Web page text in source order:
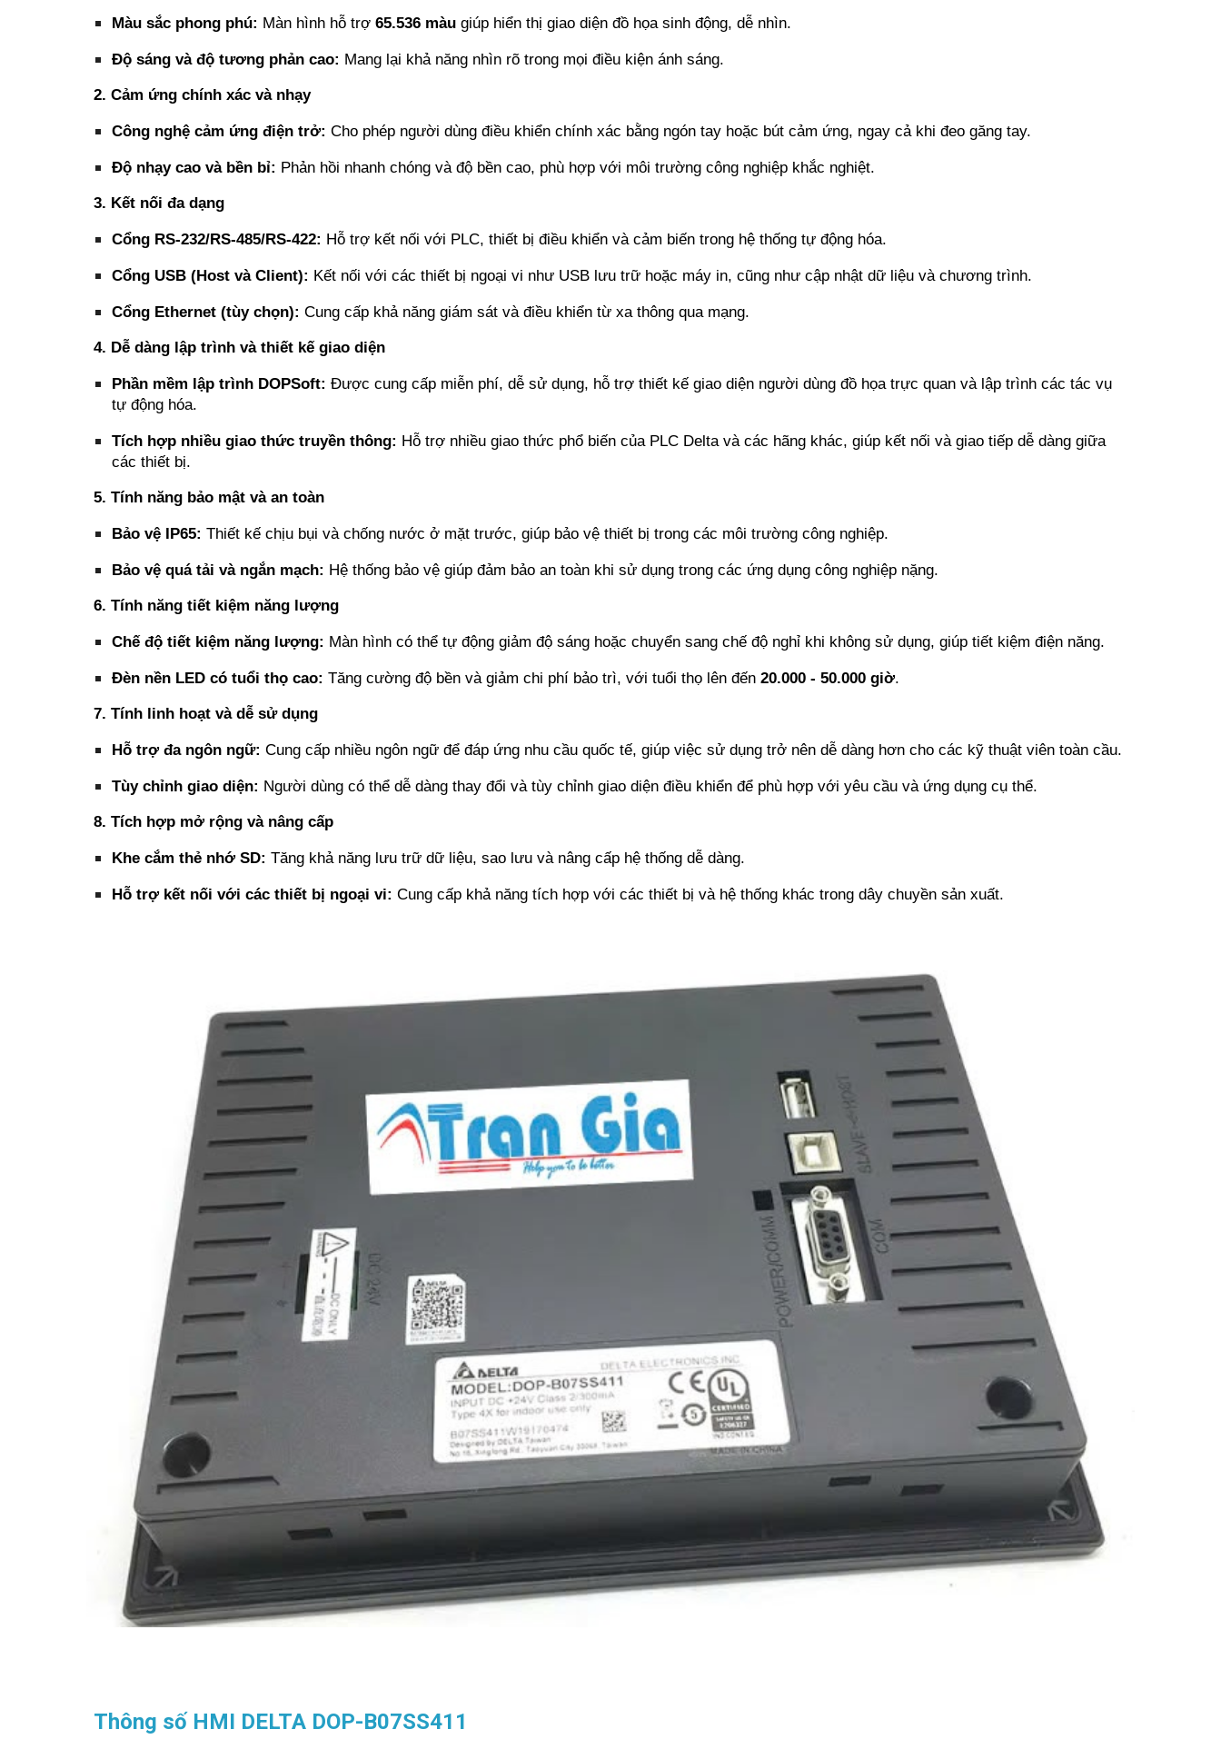
Màu sắc phong phú: Màn hình hỗ trợ 65.536 màugiúp hiển thị giao diện đồ họa sinh động, dễ nhìn.
Độ sáng và độ tương phản cao: Mang lại khả năng nhìn rõ trong mọi điều kiện ánh sáng.
2. Cảm ứng chính xác và nhạy
Công nghệ cảm ứng điện trở: Cho phép người dùng điều khiển chính xác bằng ngón tay hoặc bút cảm ứng, ngay cả khi đeo găng tay.
Độ nhạy cao và bền bỉ: Phản hồi nhanh chóng và độ bền cao, phù hợp với môi trường công nghiệp khắc nghiệt.
3. Kết nối đa dạng
Cổng RS-232/RS-485/RS-422: Hỗ trợ kết nối với PLC, thiết bị điều khiển và cảm biến trong hệ thống tự động hóa.
Cổng USB (Host và Client): Kết nối với các thiết bị ngoại vi như USB lưu trữ hoặc máy in, cũng như cập nhật dữ liệu và chương trình.
Cổng Ethernet (tùy chọn): Cung cấp khả năng giám sát và điều khiển từ xa thông qua mạng.
4. Dễ dàng lập trình và thiết kế giao diện
Phần mềm lập trình DOPSoft: Được cung cấp miễn phí, dễ sử dụng, hỗ trợ thiết kế giao diện người dùng đồ họa trực quan và lập trình các tác vụ
tự động hóa.
Tích hợp nhiều giao thức truyền thông: Hỗ trợ nhiều giao thức phổ biến của PLC Delta và các hãng khác, giúp kết nối và giao tiếp dễ dàng giữa
các thiết bị.
5. Tính năng bảo mật và an toàn
Bảo vệ IP65: Thiết kế chịu bụi và chống nước ở mặt trước, giúp bảo vệ thiết bị trong các môi trường công nghiệp.
Bảo vệ quá tải và ngắn mạch: Hệ thống bảo vệ giúp đảm bảo an toàn khi sử dụng trong các ứng dụng công nghiệp nặng.
6. Tính năng tiết kiệm năng lượng
Chế độ tiết kiệm năng lượng: Màn hình có thể tự động giảm độ sáng hoặc chuyển sang chế độ nghỉ khi không sử dụng, giúp tiết kiệm điện năng.
Đèn nền LED có tuổi thọ cao: Tăng cường độ bền và giảm chi phí bảo trì, với tuổi thọ lên đến 20.000 - 50.000 giờ.
7. Tính linh hoạt và dễ sử dụng
Hỗ trợ đa ngôn ngữ: Cung cấp nhiều ngôn ngữ để đáp ứng nhu cầu quốc tế, giúp việc sử dụng trở nên dễ dàng hơn cho các kỹ thuật viên toàn cầu.
Tùy chỉnh giao diện: Người dùng có thể dễ dàng thay đổi và tùy chỉnh giao diện điều khiển để phù hợp với yêu cầu và ứng dụng cụ thể.
8. Tích hợp mở rộng và nâng cấp
Khe cắm thẻ nhớ SD: Tăng khả năng lưu trữ dữ liệu, sao lưu và nâng cấp hệ thống dễ dàng.
Hỗ trợ kết nối với các thiết bị ngoại vi: Cung cấp khả năng tích hợp với các thiết bị và hệ thống khác trong dây chuyền sản xuất.
Thông số HMI DELTA DOP-B07SS411